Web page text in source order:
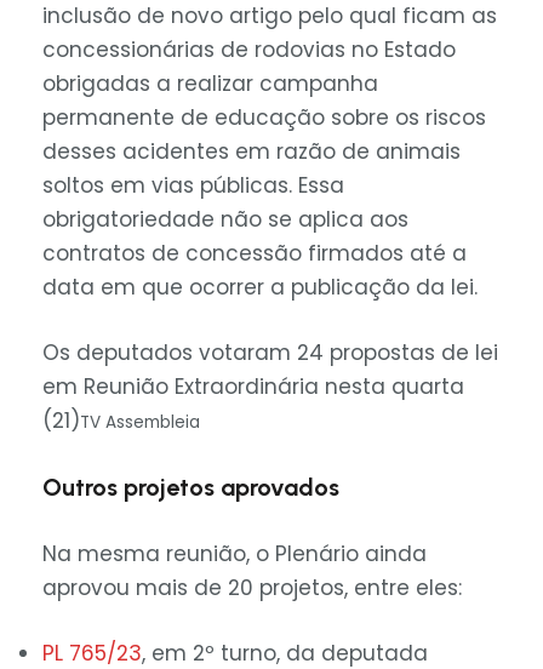
inclusão de novo artigo pelo qual ficam as
concessionárias de rodovias no Estado
obrigadas a realizar campanha
permanente de educação sobre os riscos
desses acidentes em razão de animais
soltos em vias públicas. Essa
obrigatoriedade não se aplica aos
contratos de concessão firmados até a
data em que ocorrer a publicação da lei.
Os deputados votaram 24 propostas de lei
em Reunião Extraordinária nesta quarta
(21)TV Assembleia
Outros projetos aprovados
Na mesma reunião, o Plenário ainda
aprovou mais de 20 projetos, entre eles:
PL 765/23, em 2º turno, da deputada